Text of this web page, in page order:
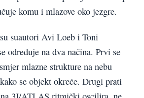
komu i mlazove oko jezgre.
suautori Avi Loeb i Toni
određuje na dva načina. Prvi se
mlazne strukture na nebu
se objekt okreće. Drugi prati